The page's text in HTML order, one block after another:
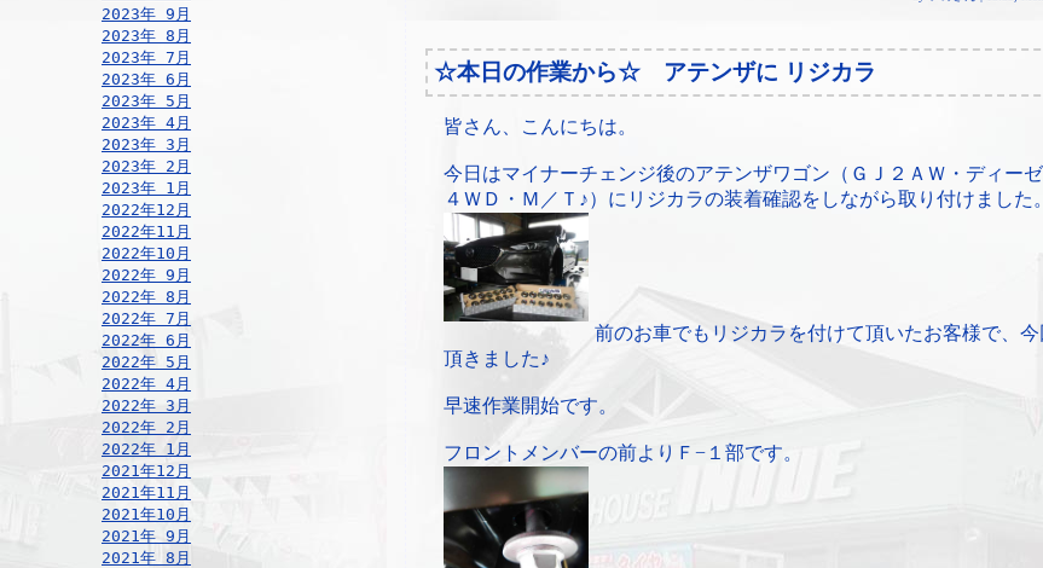
2023年 9月
2023年 8月
2023年 7月
2023年 6月
2023年 5月
2023年 4月
2023年 3月
2023年 2月
2023年 1月
2022年12月
2022年11月
2022年10月
2022年 9月
2022年 8月
2022年 7月
2022年 6月
2022年 5月
2022年 4月
2022年 3月
2022年 2月
2022年 1月
2021年12月
2021年11月
2021年10月
2021年 9月
2021年 8月
☆本日の作業から☆ アテンザに リジカラ
皆さん、こんにちは。
今日はマイナーチェンジ後のアテンザワゴン（ＧＪ２ＡＷ・ディーゼ
４ＷＤ・Ｍ／Ｔ♪）にリジカラの装着確認をしながら取り付けました。
前のお車でもリジカラを付けて頂いたお客様で、
頂きました♪
早速作業開始です。
フロントメンバーの前よりＦ−１部です。